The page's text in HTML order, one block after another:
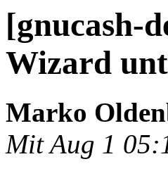
[gnucash-
Wizard
Marko
Mit Aug 1